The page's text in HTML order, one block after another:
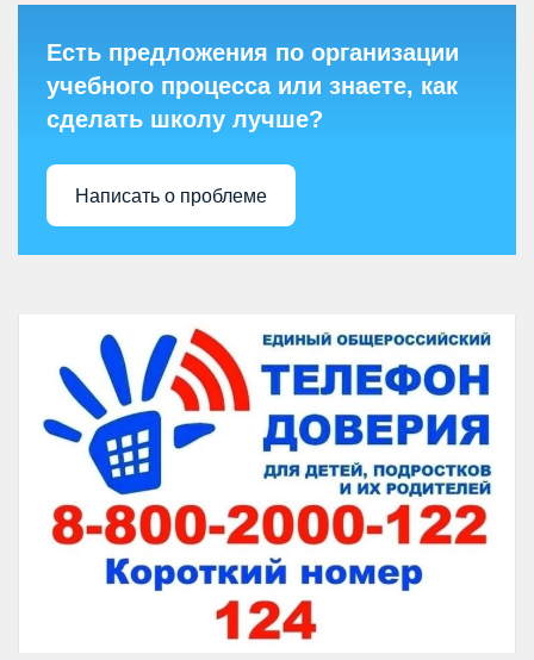
Есть предложения по организации
учебного процесса или знаете, как
сделать школу лучше?
Написать о проблеме